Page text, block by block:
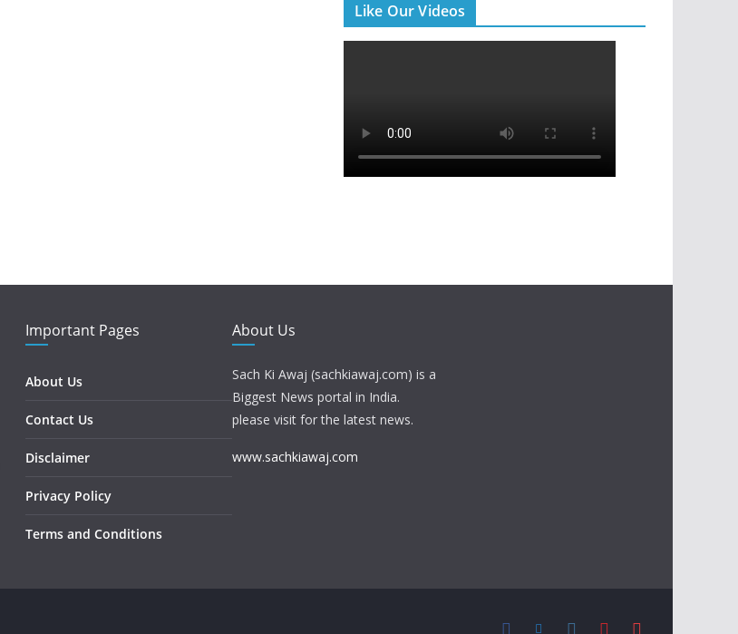
Like Our Videos
Important Pages
About Us
Contact Us
Disclaimer
Privacy Policy
Terms and Conditions
About Us
Sach Ki Awaj (sachkiawaj.com) is a
Biggest News portal in India.
please visit for the latest news.
www.sachkiawaj.com